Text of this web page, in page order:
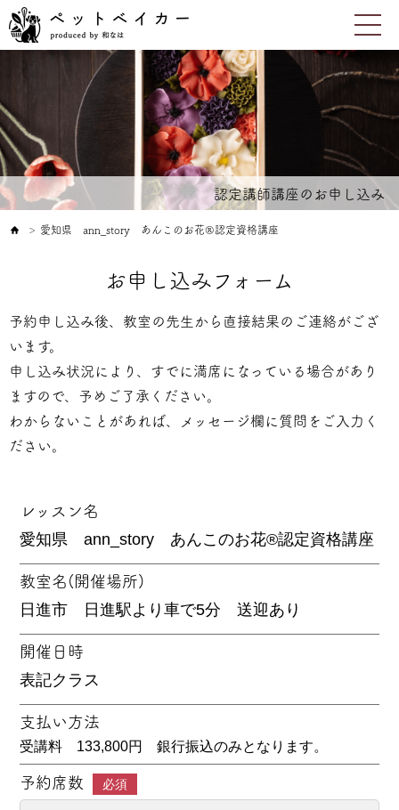
認定講師講座のお申し込み
＞ 愛知県 ann_story あんこのお花®認定資格講座
お申し込みフォーム
予約申し込み後、教室の先生から直接結果のご連絡がござ
います。
申し込み状況により、すでに満席になっている場合があり
ますので、予めご了承ください。
わからないことがあれば、メッセージ欄に質問をご入力く
ださい。
レッスン名
教室名(開催場所)
開催日時
支払い方法
受講料 133,800円 銀行振込のみとなります。
予約席数 必須